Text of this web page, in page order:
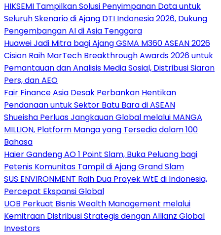
HIKSEMI Tampilkan Solusi Penyimpanan Data untuk
Seluruh Skenario di Ajang DTI Indonesia 2026, Dukung
Pengembangan AI di Asia Tenggara
Huawei Jadi Mitra bagi Ajang GSMA M360 ASEAN 2026
Cision Raih MarTech Breakthrough Awards 2026 untuk
Pemantauan dan Analisis Media Sosial, Distribusi Siaran
Pers, dan AEO
Fair Finance Asia Desak Perbankan Hentikan
Pendanaan untuk Sektor Batu Bara di ASEAN
Shueisha Perluas Jangkauan Global melalui MANGA
MILLION, Platform Manga yang Tersedia dalam 100
Bahasa
Haier Gandeng AO 1 Point Slam, Buka Peluang bagi
Petenis Komunitas Tampil di Ajang Grand Slam
SUS ENVIRONMENT Raih Dua Proyek WtE di Indonesia,
Percepat Ekspansi Global
UOB Perkuat Bisnis Wealth Management melalui
Kemitraan Distribusi Strategis dengan Allianz Global
Investors